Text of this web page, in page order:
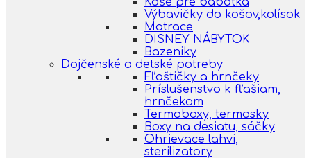
Výbavičky do košov,kolísok
Matrace
DISNEY NÁBYTOK
Bazeniky
Dojčenské a detské potreby
Fľaštičky a hrnčeky
Príslušenstvo k fľašiam,
hrnčekom
Termoboxy, termosky
Boxy na desiatu, sáčky
Ohrievace lahvi,
sterilizatory